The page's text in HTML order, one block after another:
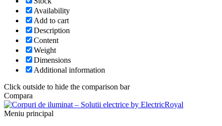
Availability
Add to cart
Description
Content
Weight
Dimensions
Additional information
Click outside to hide the comparison bar
Compara
Meniu principal